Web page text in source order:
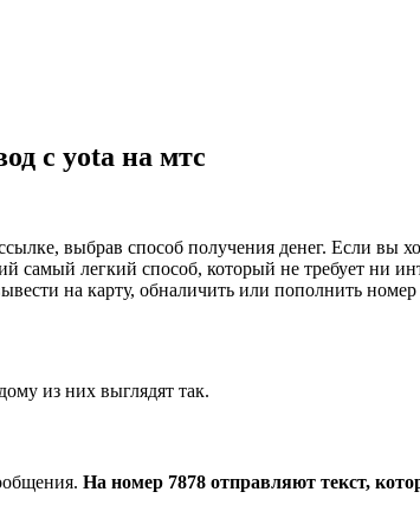
c yota на мтс
выбрав способ получения денег. Если вы
самый легкий способ, который не требует ни
на карту, обналичить или пополнить
из них выглядят так.
На номер 7878 отправляют текст,